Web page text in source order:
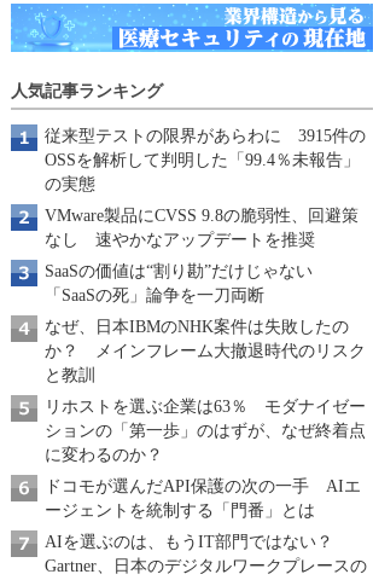
人気記事ランキング
従来型テストの限界があらわに 3915件の
OSSを解析して判明した「99.4％未報告」
の実態
VMware製品にCVSS 9.8の脆弱性、回避策
なし 速やかなアップデートを推奨
SaaSの価値は“割り勘”だけじゃない
「SaaSの死」論争を一刀両断
なぜ、日本IBMのNHK案件は失敗したの
か？ メインフレーム大撤退時代のリスク
と教訓
リホストを選ぶ企業は63％ モダナイゼー
ションの「第一歩」のはずが、なぜ終着点
に変わるのか？
ドコモが選んだAPI保護の次の一手 AIエ
ージェントを統制する「門番」とは
AIを選ぶのは、もうIT部門ではない？
Gartner、日本のデジタルワークプレースの